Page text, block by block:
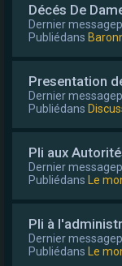
Décés De
Dernier
Publiédans
Presentation
Dernier
Publiédans
Pli aux
Dernier
Publiédans
Le
Pli à
Dernier
Publiédans
Le